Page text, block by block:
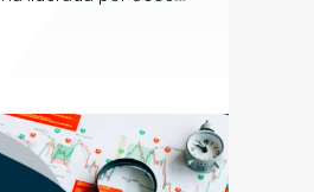
asesoramiento